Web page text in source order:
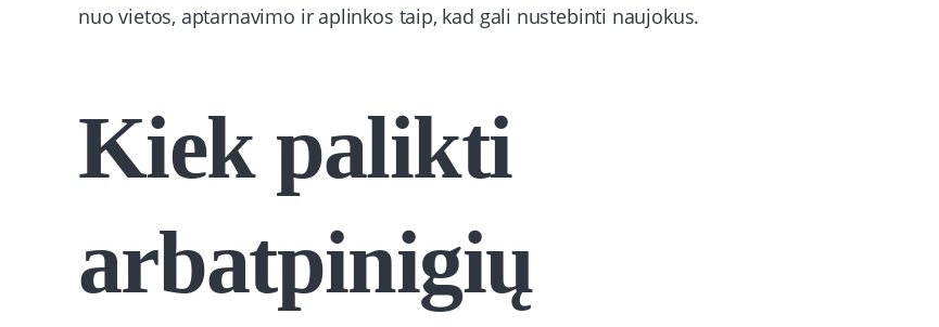
nuo vietos, aptarnavimo ir aplinkos taip, kad gali nustebinti naujokus.
Kiek palikti
arbatpinigių